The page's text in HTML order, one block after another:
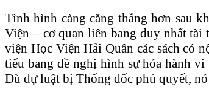
Tình hình càng căng thẳng hơn sau
Viện – cơ quan liên bang duy nhất
viện Học Viện Hải Quân các sách có
tiểu bang đề nghị hình sự hóa hành
Dù dự luật bị Thống đốc phủ quyết,